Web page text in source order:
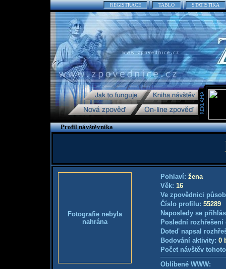
REGISTRACE TABLO STATISTIKA
Profil návštěvníka
Fotografie nebyla
nahrána
Pohlaví: žena
Věk: 16
Ve zpovědnici
Číslo profilu: 55289
Naposledy se
Poslední
Doteď napsal
Bodování aktivity: 0
Počet návštěv
Oblíbené WWW: